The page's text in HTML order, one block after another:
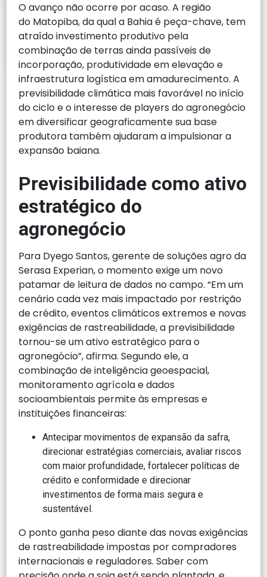
O avanço não ocorre por acaso. A região
do Matopiba, da qual a Bahia é peça-chave, tem
atraído investimento produtivo pela
combinação de terras ainda passíveis de
incorporação, produtividade em elevação e
infraestrutura logística em amadurecimento. A
previsibilidade climática mais favorável no início
do ciclo e o interesse de players do agronegócio
em diversificar geograficamente sua base
produtora também ajudaram a impulsionar a
expansão baiana.
Previsibilidade como ativo
estratégico do
agronegócio
Para Dyego Santos, gerente de soluções agro da
Serasa Experian, o momento exige um novo
patamar de leitura de dados no campo. “Em um
cenário cada vez mais impactado por restrição
de crédito, eventos climáticos extremos e novas
exigências de rastreabilidade, a previsibilidade
tornou-se um ativo estratégico para o
agronegócio”, afirma. Segundo ele, a
combinação de inteligência geoespacial,
monitoramento agrícola e dados
socioambientais permite às empresas e
instituições financeiras:
Antecipar movimentos de expansão da safra,
direcionar estratégias comerciais, avaliar riscos
com maior profundidade, fortalecer políticas de
crédito e conformidade e direcionar
investimentos de forma mais segura e
sustentável.
O ponto ganha peso diante das novas exigências
de rastreabilidade impostas por compradores
internacionais e reguladores. Saber com